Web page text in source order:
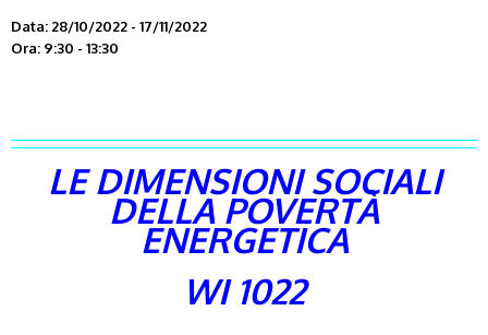
Data: 28/10/2022 - 17/11/2022
Ora: 9:30 - 13:30
LE DIMENSIONI SOCIALI
DELLA POVERTÀ
ENERGETICA
WI 1022